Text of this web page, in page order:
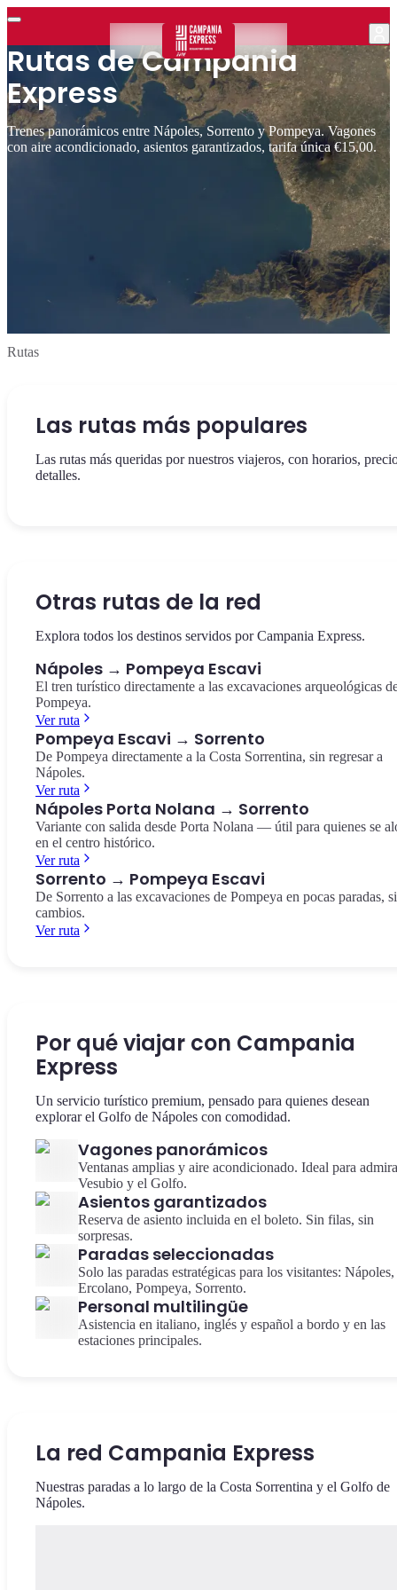
Rutas de Campania
Express
Trenes panorámicos entre Nápoles, Sorrento y Pompeya. Vagones
con aire acondicionado, asientos garantizados, tarifa única €15,00.
Rutas
Las rutas más populares
Las rutas más queridas por nuestros viajeros, con horarios,
detalles.
Otras rutas de la red
Explora todos los destinos servidos por Campania Express.
Nápoles → Pompeya Escavi
El tren turístico directamente a las excavaciones arqueológicas
Pompeya.
Ver ruta
Pompeya Escavi → Sorrento
De Pompeya directamente a la Costa Sorrentina, sin regresar a
Nápoles.
Ver ruta
Nápoles Porta Nolana → Sorrento
Variante con salida desde Porta Nolana — útil para quienes se
en el centro histórico.
Ver ruta
Sorrento → Pompeya Escavi
De Sorrento a las excavaciones de Pompeya en pocas paradas,
cambios.
Ver ruta
Por qué viajar con Campania
Express
Un servicio turístico premium, pensado para quienes desean
explorar el Golfo de Nápoles con comodidad.
Vagones panorámicos
Ventanas amplias y aire acondicionado. Ideal para
Vesubio y el Golfo.
Asientos garantizados
Reserva de asiento incluida en el boleto. Sin filas, sin
sorpresas.
Paradas seleccionadas
Solo las paradas estratégicas para los visitantes: Nápoles,
Ercolano, Pompeya, Sorrento.
Personal multilingüe
Asistencia en italiano, inglés y español a bordo y en las
estaciones principales.
La red Campania Express
Nuestras paradas a lo largo de la Costa Sorrentina y el Golfo de
Nápoles.